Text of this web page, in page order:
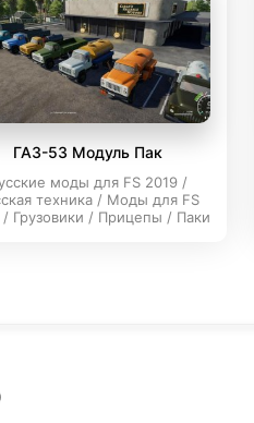
ГАЗ-53 Модуль Пак
моды для FS 2019 /
техника / Моды для FS
/ Грузовики / Прицепы / Паки